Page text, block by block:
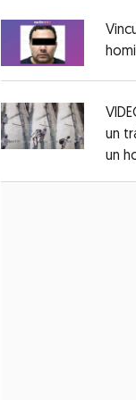
Opens in new
Opens in new
un
un